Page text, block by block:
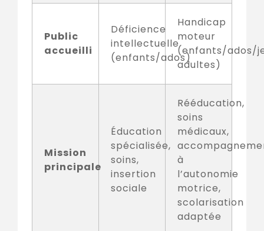
Public
accueilli
Déficience
intellectuelle
(enfants/ados)
Handicap
moteur
(enfants/ados/
adultes)
Mission
principale
Éducation
spécialisée,
soins,
insertion
sociale
Rééducation,
soins
médicaux,
à
l’autonomie
motrice,
scolarisation
adaptée